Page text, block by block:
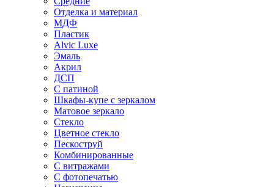
Отделка и материал
МДФ
Пластик
Alvic Luxe
Эмаль
Акрил
ДСП
С патиной
Шкафы-купе с зеркалом
Матовое зеркало
Стекло
Цветное стекло
Пескоструй
Комбинированные
С витражами
С фотопечатью